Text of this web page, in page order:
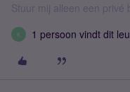
Stuur mij alleen een privé
K 1 persoon vindt dit